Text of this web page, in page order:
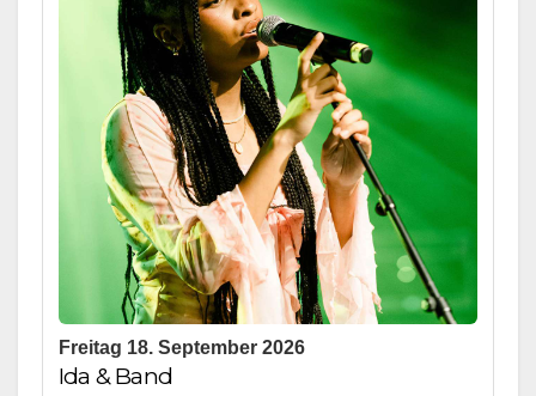
Freitag 18. September 2026
Ida & Band